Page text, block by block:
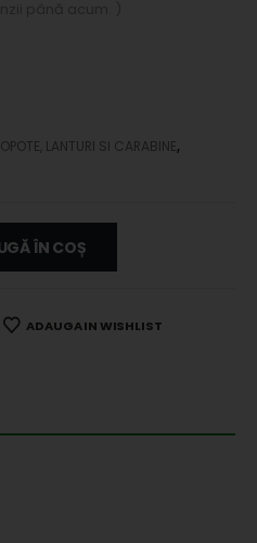
LANTURI SI CARABINE,
ÎN COȘ
ADAUGA IN WISHLIST